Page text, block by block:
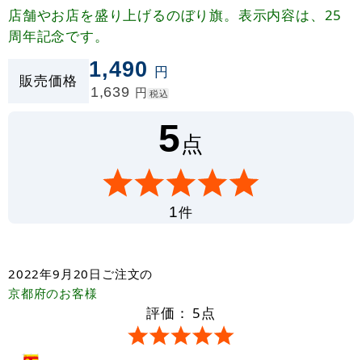
店舗やお店を盛り上げるのぼり旗。表示内容は、25
周年記念です。
販売価格 1,490 円
1,639 円 税込
5点
1件
2022年9月20日 ご注文の
京都府のお客様
評価： 5点